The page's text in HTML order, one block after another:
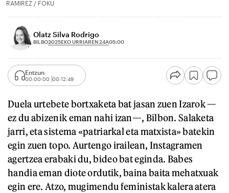
RAMIREZ / FOKU
Olatz Silva Rodrigo
BILBO2025EKO URRIAREN 24A05:00
Entzun
00:00:00 00:12:49
Duela urtebete bortxaketa bat jasan zuen Izarok —
ez du abizenik eman nahi izan—, Bilbon. Salaketa
jarri, eta sistema «patriarkal eta matxista» batekin
egin zuen topo. Aurtengo irailean, Instagramen
agertzea erabaki du, bideo bat eginda. Babes
handia eman diote ordutik, baina baita mehatxuak
egin ere. Atzo, mugimendu feministak kalera atera